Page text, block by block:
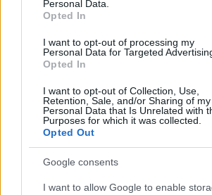
Personal Data.
Opted In
I want to opt-out of processing my
Personal Data for Targeted
Opted In
I want to opt-out of Collection, Use,
Retention, Sale, and/or Sharing of my
Personal Data that Is Unrelated with
Purposes for which it was collected.
Opted Out
Google consents
I want to allow Google to enable
Corte dei conti, la
metà: si poteva
Chi firma non deve avere paura,
nemmeno. La magistratura
solo punire, ma aiutare la buona
amministrazione